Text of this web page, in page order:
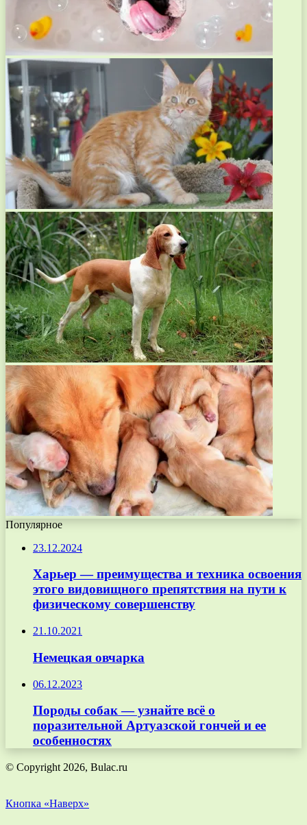
Популярное
23.12.2024
Харьер — преимущества и техника освоения
этого видовищного препятствия на пути к
физическому совершенству
21.10.2021
Немецкая овчарка
06.12.2023
Породы собак — узнайте всё о
поразительной Артуазской гончей и ее
особенностях
© Copyright 2026, Bulac.ru
Кнопка «Наверх»